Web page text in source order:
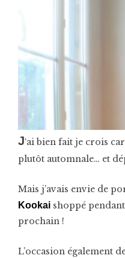
J‘ai bien fait je crois
plutôt automnale… et
Mais j’avais envie de
Kookai shoppé
prochain !
L’occasion également